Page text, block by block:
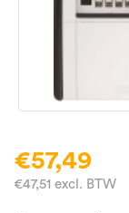
€57,49
€47,51 excl. BTW